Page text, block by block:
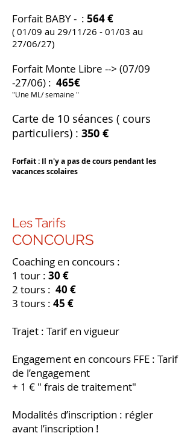
Forfait BABY - : 564 €
( 01/09 au 29/11/26 - 01/03 au
27/06/27)
Forfait Monte Libre --> (07/09
-27/06) : 465€
"Une ML/ semaine "
Carte de 10 séances ( cours
particuliers) : 350 €
Forfait : Il n'y a pas de cours pendant les
vacances scolaires
Les Tarifs
CONCOURS
Coaching en concours :
1 tour : 30 €
2 tours : 40 €
3 tours : 45 €
Trajet : Tarif en vigueur
Engagement en concours FFE : Tarif
de l’engagement
+ 1 € " frais de traitement"
Modalités d’inscription : régler
avant l’inscription !